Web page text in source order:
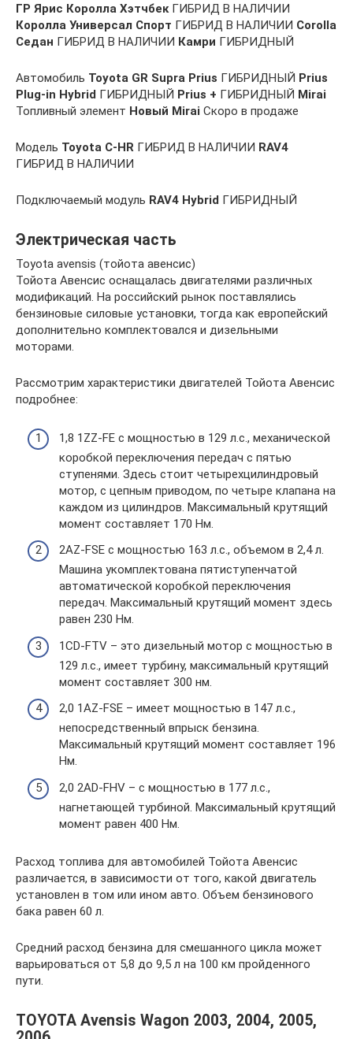
ГР Ярис Королла ХэтчбекГИБРИД В НАЛИЧИИ
Королла Универсал Спорт ГИБРИД В НАЛИЧИИ Corolla
Седан ГИБРИД В НАЛИЧИИ Камри ГИБРИДНЫЙ
Автомобиль Toyota GR Supra Prius ГИБРИДНЫЙ Prius
Plug-in Hybrid ГИБРИДНЫЙ Prius + ГИБРИДНЫЙ Mirai
Топливный элемент Новый Mirai Скоро в продаже
Модель Toyota C-HR ГИБРИД В НАЛИЧИИ RAV4
ГИБРИД В НАЛИЧИИ
Подключаемый модуль RAV4 Hybrid ГИБРИДНЫЙ
Электрическая часть
Toyota avensis (тойота авенсис)
Тойота Авенсис оснащалась двигателями различных
модификаций. На российский рынок поставлялись
бензиновые силовые установки, тогда как европейский
дополнительно комплектовался и дизельными
моторами.
Рассмотрим характеристики двигателей Тойота Авенсис
подробнее:
1,8 1ZZ-FE с мощностью в 129 л.с., механической
коробкой переключения передач с пятью
ступенями. Здесь стоит четырехцилиндровый
мотор, с цепным приводом, по четыре клапана на
каждом из цилиндров. Максимальный крутящий
момент составляет 170 Нм.
2AZ-FSE с мощностью 163 л.с., объемом в 2,4 л.
Машина укомплектована пятиступенчатой
автоматической коробкой переключения
передач. Максимальный крутящий момент здесь
равен 230 Нм.
1CD-FTV – это дизельный мотор с мощностью в
129 л.с., имеет турбину, максимальный крутящий
момент составляет 300 нм.
2,0 1AZ-FSE – имеет мощностью в 147 л.с.,
непосредственный впрыск бензина.
Максимальный крутящий момент составляет 196
Нм.
2,0 2AD-FHV – с мощностью в 177 л.с.,
нагнетающей турбиной. Максимальный крутящий
момент равен 400 Нм.
Расход топлива для автомобилей Тойота Авенсис
различается, в зависимости от того, какой двигатель
установлен в том или ином авто. Объем бензинового
бака равен 60 л.
Средний расход бензина для смешанного цикла может
варьироваться от 5,8 до 9,5 л на 100 км пройденного
пути.
TOYOTA Avensis Wagon 2003, 2004, 2005,